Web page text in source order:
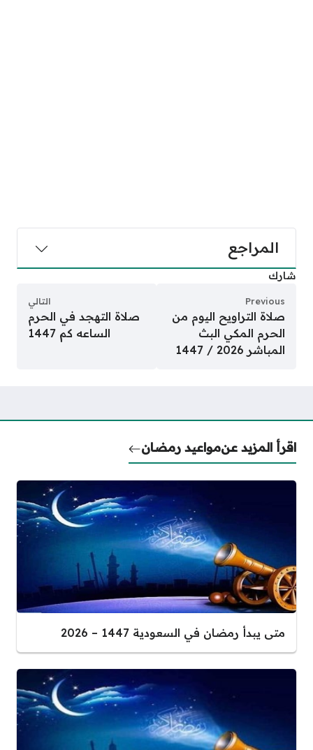
المراجع
شارك
Previous
صلاة التراويح اليوم من
الحرم المكي البث
المباشر 2026 / 1447
التالي
صلاة التهجد في الحرم
الساعه كم 1447
اقرأ المزيد عنمواعيد رمضان
متى يبدأ رمضان في السعودية 1447 – 2026